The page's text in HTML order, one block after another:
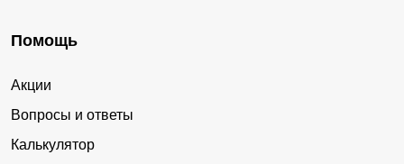
Помощь
Акции
Вопросы и ответы
Калькулятор